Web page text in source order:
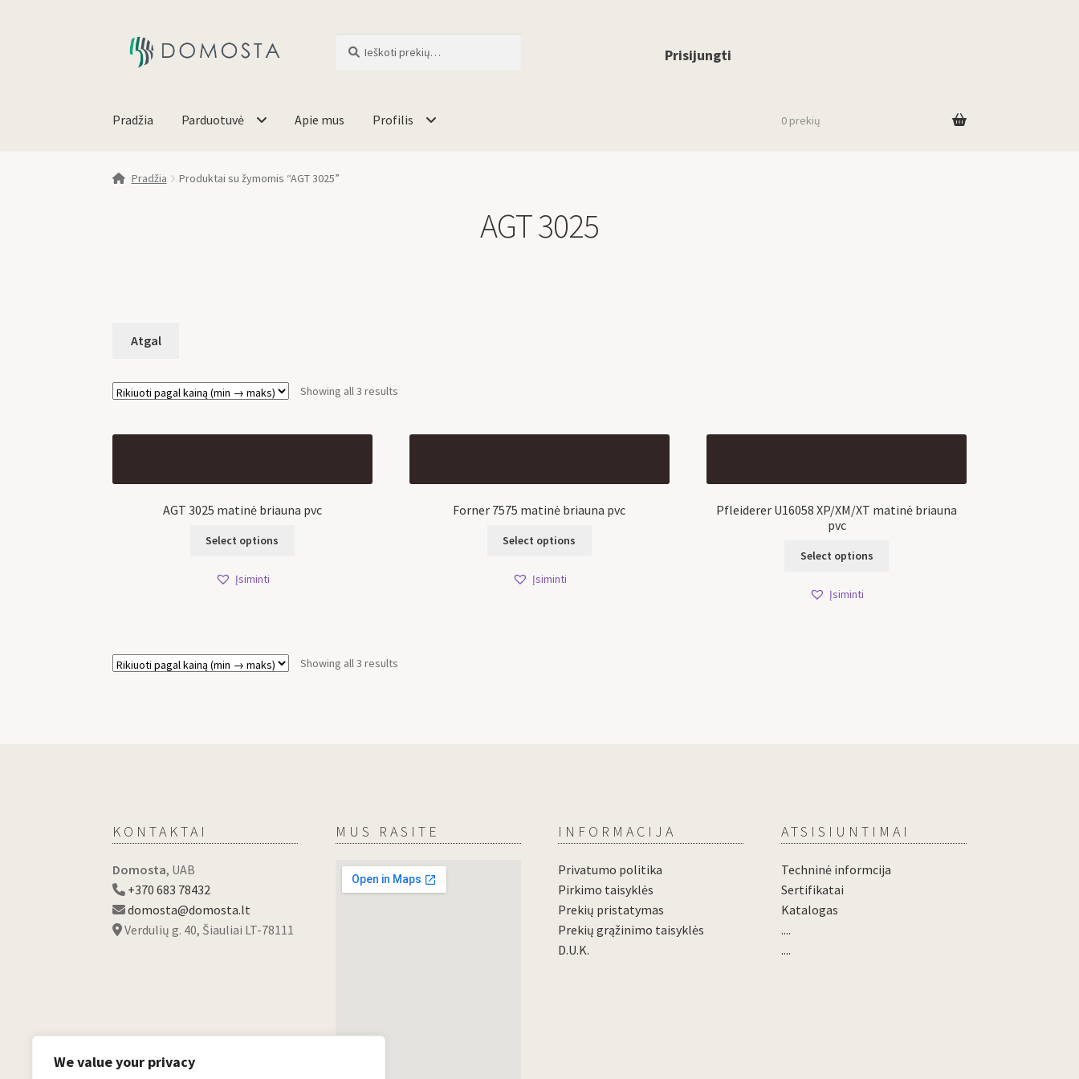
We value your privacy
Prisijungti
Pradžia Parduotuvė Apie mus Profilis 0 prekių
Pradžia Produktai su žymomis “AGT 3025”
AGT 3025
Showing all 3 results
AGT 3025 matinė briauna pvc
Select options
Įsiminti
Forner 7575 matinė briauna pvc
Select options
Įsiminti
Pfleiderer U16058 XP/XM/XT matinė briauna
pvc
Select options
Įsiminti
Showing all 3 results
KONTAKTAI
Domosta, UAB
+370 683 78432
domosta@domosta.lt
Verdulių g. 40, Šiauliai LT-78111
MUS RASITE INFORMACIJA
Privatumo politika
Pirkimo taisyklės
Prekių pristatymas
Prekių grąžinimo taisyklės
D.U.K.
ATSISIUNTIMAI
Techninė informcija
Sertifikatai
Katalogas
....
....